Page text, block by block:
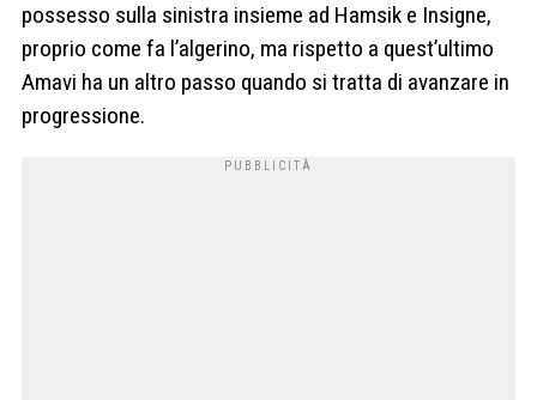
possesso sulla sinistra insieme ad Hamsik e Insigne,
proprio come fa l’algerino, ma rispetto a quest’ultimo
Amavi ha un altro passo quando si tratta di avanzare in
progressione.